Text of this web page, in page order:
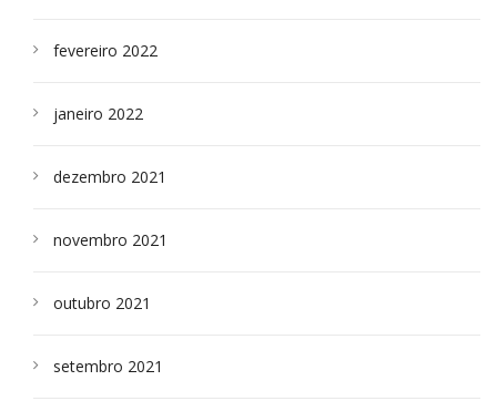
fevereiro 2022
janeiro 2022
dezembro 2021
novembro 2021
outubro 2021
setembro 2021